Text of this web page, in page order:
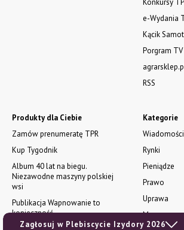
Zagłosuj w Plebiscycie Izydory 2026
Kategorie
Wiadomości
Rynki
Pieniądze
Prawo
Uprawa
Maszyny
Produkty dla Ciebie
Zamów prenumeratę TPR
Kup Tygodnik
Album 40 lat na biegu.
Niezawodne maszyny polskiej
wsi
Publikacja Wapnowanie to
konieczność
Konkursy
e-Wydania
Kącik
Porgram TV
RSS